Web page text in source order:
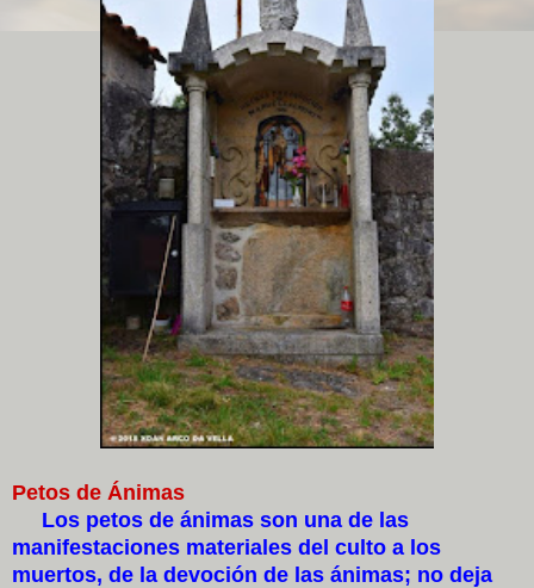
Petos de Ánimas
Los petos de ánimas son una de las
manifestaciones materiales del culto a los
muertos, de la devoción de las ánimas; no deja